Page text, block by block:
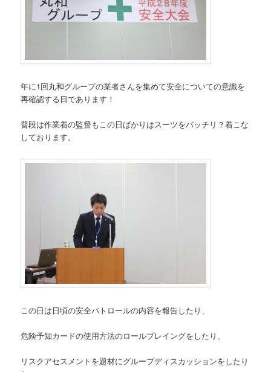
年に1回丸和グループの業者さんを集めて安全についての意識を
再確認する日であります！
普段は作業着の監督もこの日ばかりはスーツをバッチリ？着こな
しております。
この日は日頃の安全パトロールの内容を報告したり、
危険予知カードの使用方法のロールプレイングをしたり、
リスクアセスメントを題材にグループディスカッションをしたり